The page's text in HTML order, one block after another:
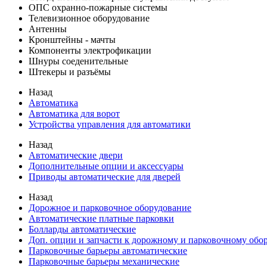
ОПС охранно-пожарные системы
Телевизионное оборудование
Антенны
Кронштейны - мачты
Компоненты электрофикации
Шнуры соеденительные
Штекеры и разъёмы
Назад
Автоматика
Автоматика для ворот
Устройства управления для автоматики
Назад
Автоматические двери
Дополнительные опции и аксессуары
Приводы автоматические для дверей
Назад
Дорожное и парковочное оборудование
Автоматические платные парковки
Болларды автоматические
Доп. опции и запчасти к дорожному и парковочному
Парковочные барьеры автоматические
Парковочные барьеры механические